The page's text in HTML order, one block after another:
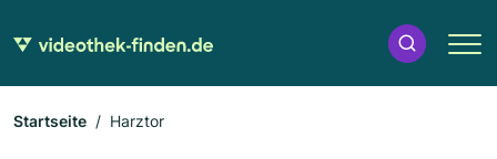
Startseite Harztor